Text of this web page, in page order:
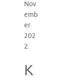
Nov
emb
er
202
2.
K